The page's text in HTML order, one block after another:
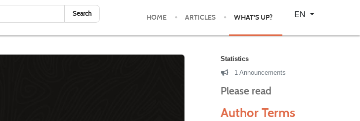
Search HOME ARTICLES WHAT'S UP?
Select your language
EN
Statistics
1 Announcements
Please read
Author Terms